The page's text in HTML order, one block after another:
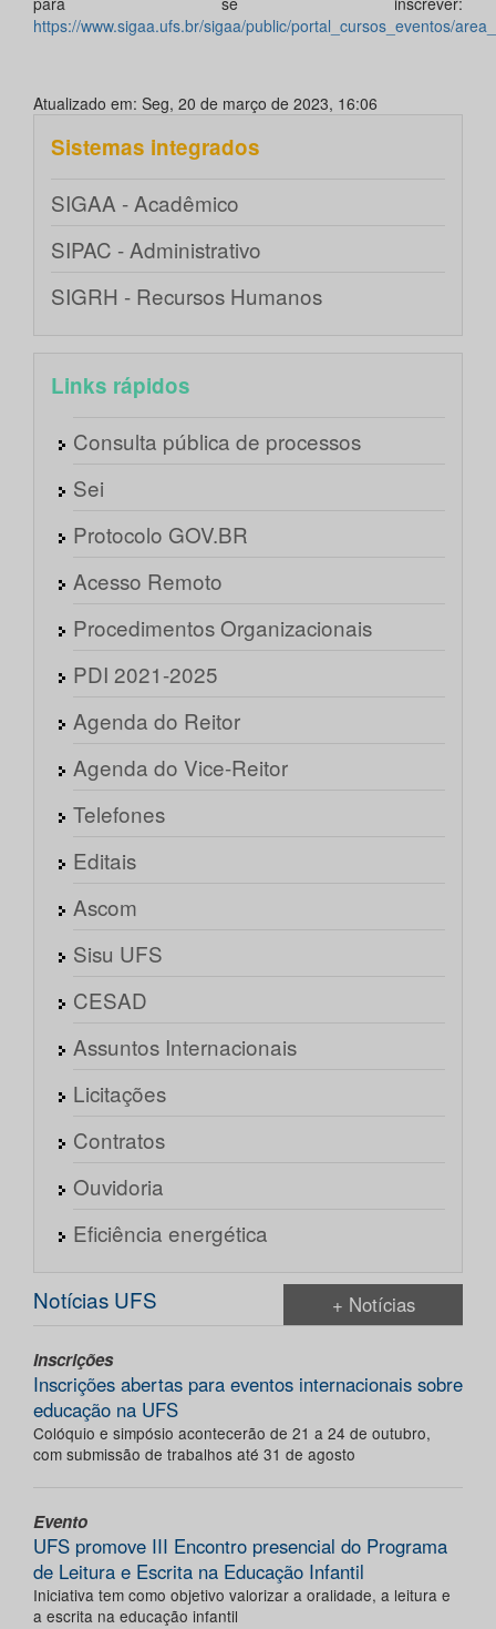
https://www.sigaa.ufs.br/sigaa/public/portal_cursos_eventos/
Atualizado em: Seg, 20 de março de 2023, 16:06
Sistemas integrados
SIGAA - Acadêmico
SIPAC - Administrativo
SIGRH - Recursos Humanos
Links rápidos
Consulta pública de processos
Sei
Protocolo GOV.BR
Acesso Remoto
Procedimentos Organizacionais
PDI 2021-2025
Agenda do Reitor
Agenda do Vice-Reitor
Telefones
Editais
Ascom
Sisu UFS
CESAD
Assuntos Internacionais
Licitações
Contratos
Ouvidoria
Eficiência energética
Notícias UFS + Notícias
Inscrições
Inscrições abertas para eventos internacionais sobre
educação na UFS
Colóquio e simpósio acontecerão de 21 a 24 de outubro,
com submissão de trabalhos até 31 de agosto
Evento
UFS promove III Encontro presencial do Programa
de Leitura e Escrita na Educação Infantil
Iniciativa tem como objetivo valorizar a oralidade, a leitura e
a escrita na educação infantil